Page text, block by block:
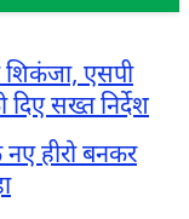
शिकंजा, एसपी
सख्त निर्देश
नए हीरो बनकर